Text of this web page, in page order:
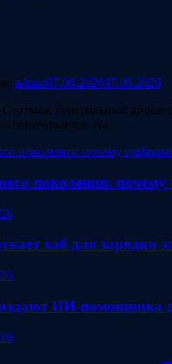
admin07.08.202607.08.2026
Генеральный
На…
поколения: почему
хаб для зарядки
ИИ‑помощника